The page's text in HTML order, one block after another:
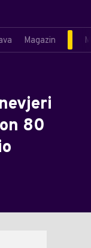
Magazin
80